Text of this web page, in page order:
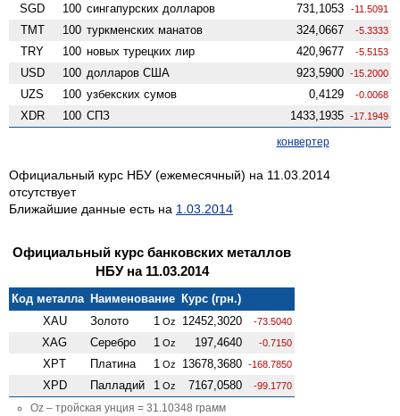
SGD 100 сингапурских долларов 731,1053 -11.5091
TMT 100 туркменских манатов 324,0667 -5.3333
TRY 100 новых турецких лир 420,9677 -5.5153
USD 100 долларов США 923,5900 -15.2000
UZS 100 узбекских сумов 0,4129 -0.0068
XDR 100 СПЗ 1433,1935 -17.1949
конвертер
Официальный курс НБУ (ежемесячный) на 11.03.2014
отсутствует
Ближайшие данные есть на 1.03.2014
Официальный курс банковских металлов
НБУ на 11.03.2014
Код металла Наименование Курс (грн.)
XAU
Золото 1 Oz 12452,3020 -73.5040
XAG Серебро 1 Oz 197,4640 -0.7150
XPT Платина 1 Oz 13678,3680 -168.7850
XPD Палладий 1 Oz 7167,0580 -99.1770
Oz – тройская унция = 31.10348 грамм